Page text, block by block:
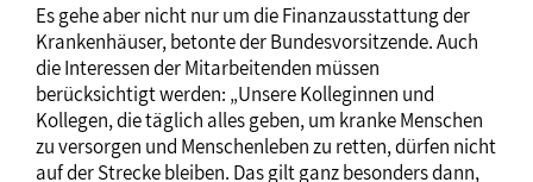
Es gehe aber nicht nur um die Finanzausstattung der
Krankenhäuser, betonte der Bundesvorsitzende. Auch
die Interessen der Mitarbeitenden müssen
berücksichtigt werden: „Unsere Kolleginnen und
Kollegen, die täglich alles geben, um kranke Menschen
zu versorgen und Menschenleben zu retten, dürfen nicht
auf der Strecke bleiben. Das gilt ganz besonders dann,